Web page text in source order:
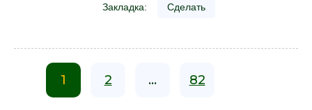
Закладка: Сделать
1 2 ... 82